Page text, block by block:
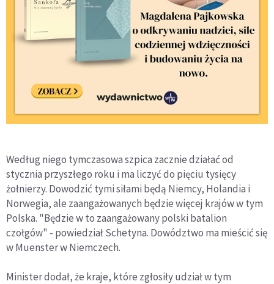
Według niego tymczasowa szpica zacznie działać od
stycznia przyszłego roku i ma liczyć do pięciu tysięcy
żołnierzy. Dowodzić tymi siłami będą Niemcy, Holandia i
Norwegia, ale zaangażowanych będzie więcej krajów w tym
Polska. "Będzie w to zaangażowany polski batalion
czołgów" - powiedział Schetyna. Dowództwo ma mieścić się
w Muenster w Niemczech.
Minister dodał, że kraje, które zgłosiły udział w tym